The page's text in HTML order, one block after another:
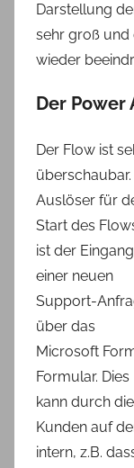
Darstellung
sehr groß und
wieder
Der Power
Der Flow ist
überschaubar.
Auslöser für
Start des
ist der Eingang
einer neuen
Support-
über das
Microsoft
Formular. Dies
kann durch die
Kunden auf
intern, z.B.